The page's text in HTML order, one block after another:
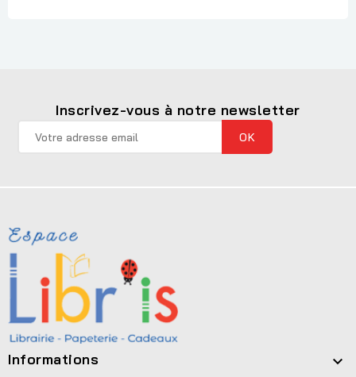
Inscrivez-vous à notre newsletter
Informations 